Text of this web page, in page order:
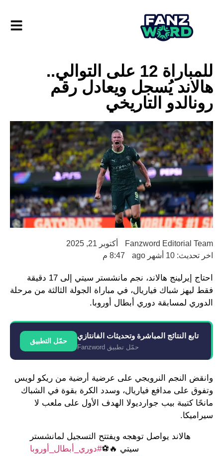
للمباراة 12 على التوالي..
هالاند يُسجل ويعادل رقم
رونالدو التاريخي
Fanzword Editorial Team
أكتوبر 21, 2025
اخر تحديث: 10 أشهر ago
8:47 م
احتاج إيرلينج هالاند، نجم مانشستر سيتي إلى 17 دقيقة
فقط ليهز شباك فياريال، في مباراة الجولة الثالثة من مرحلة
الدوري لمسابقة دوري أبطال أوروبا.
تابع النتائج المباشرة وتحديثات الفانتازي
حمّل تطبيق Fanzword
حمّل التطبيق
وانقض النجم النرويجي على عرضية أرضية من ريكو لويس
وتفوق على مدافع فياريال، وسدد الكرة بقوة في الشباك
مانحًا كتيبة بيب جوارديولا الهدف الأول على ملعب لا
سيراميكا.
هالاند يواصل توهجه ويفتتح التسجيل لمانشستر
سيتي 🔥⚽️#دوري_أبطال_أوروبا